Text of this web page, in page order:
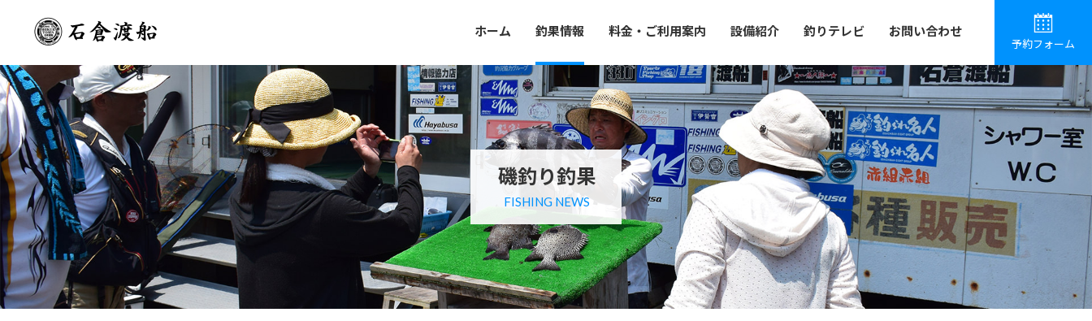
ホーム 釣果情報 料金・ご利用案内 設備紹介 釣りテレビ お問い合わせ
予約フォーム
磯釣り釣果
FISHING NEWS